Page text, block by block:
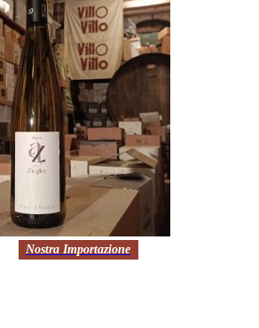
Nostra Importazione